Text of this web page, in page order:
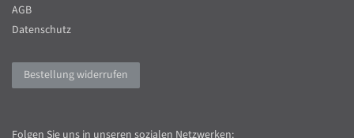
AGB
Datenschutz
Bestellung widerrufen